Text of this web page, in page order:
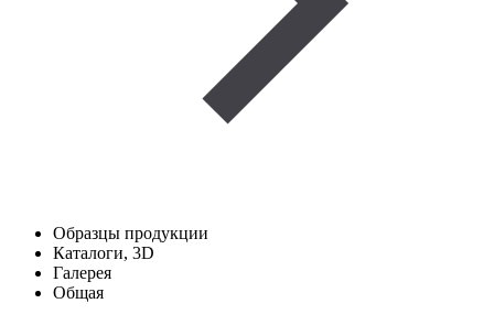
Образцы продукции
Каталоги, 3D
Галерея
Общая